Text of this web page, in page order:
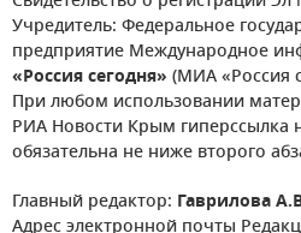
Учредитель: Федеральное
предприятие Международное
«Россия сегодня» (МИА «Россия
При любом использовании
РИА Новости Крым гиперссылка
обязательна не ниже второго
Главный редактор: Гаврилова